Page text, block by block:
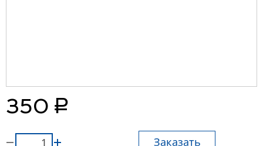
350 руб.
Заказать